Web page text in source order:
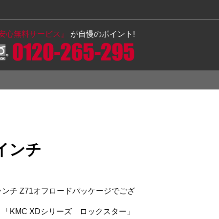
心無料サービス』 が自慢のポイント!
ンチ
チ Z71オフロードパッケージでござ
KMC XDシリーズ ロックスター」